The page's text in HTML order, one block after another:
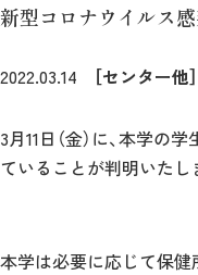
新型コロナウイルス感
2022.03.14 ［センター他］
3月11日（金）に、本学の
ていることが判明いたし
本学は必要に応じて保健